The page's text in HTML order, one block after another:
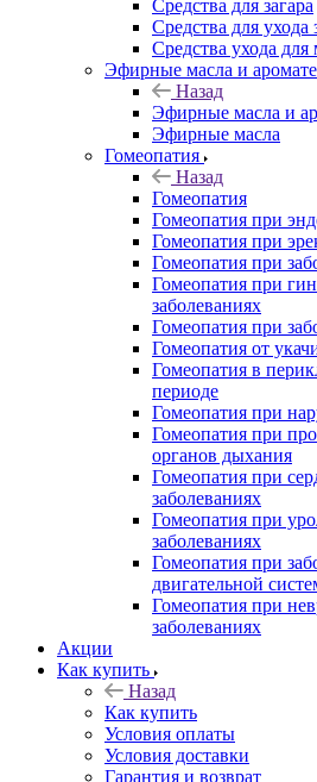
Средства для загара
Средства для ухода
Средства ухода
Эфирные масла и
Назад
Эфирные масла и
Эфирные масла
Гомеопатия
Назад
Гомеопатия
Гомеопатия при
Гомеопатия при
Гомеопатия при
Гомеопатия при
заболеваниях
Гомеопатия при
Гомеопатия от
Гомеопатия в
периоде
Гомеопатия при
Гомеопатия при
органов дыхания
Гомеопатия при
заболеваниях
Гомеопатия при
заболеваниях
Гомеопатия при
двигательной
Гомеопатия при
заболеваниях
Акции
Как купить
Назад
Как купить
Условия оплаты
Условия доставки
Гарантия и возврат